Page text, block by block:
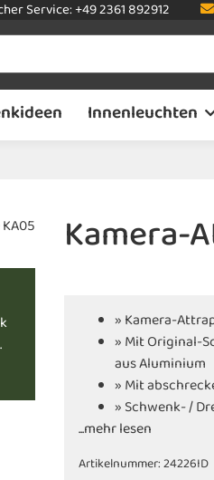
Service:+49 2361 892912
Innenleuchten
Kamera-
» Kamera-
» Mit Original-
aus Aluminium
» Mit
» Schwenk- /
» Inkl.
...mehr lesen
Artikelnummer:24226ID